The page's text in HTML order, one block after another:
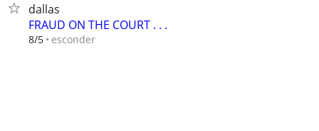
dallas
FRAUD ON THE COURT . . .
8/5 esconder